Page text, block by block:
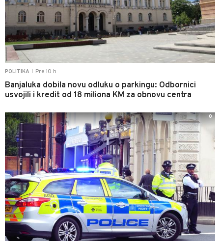
POLITIKA Pre 10 h
Banjaluka dobila novu odluku o parkingu: Odbornici
usvojili i kredit od 18 miliona KM za obnovu centra
0